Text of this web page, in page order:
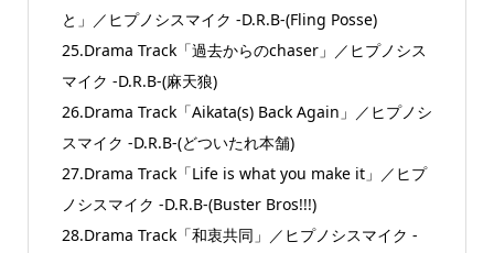
と」／ヒプノシスマイク -D.R.B-(Fling Posse)
25.Drama Track「過去からのchaser」／ヒプノシス
マイク -D.R.B-(麻天狼)
26.Drama Track「Aikata(s) Back Again」／ヒプノシ
スマイク -D.R.B-(どついたれ本舗)
27.Drama Track「Life is what you make it」／ヒプ
ノシスマイク -D.R.B-(Buster Bros!!!)
28.Drama Track「和衷共同」／ヒプノシスマイク -